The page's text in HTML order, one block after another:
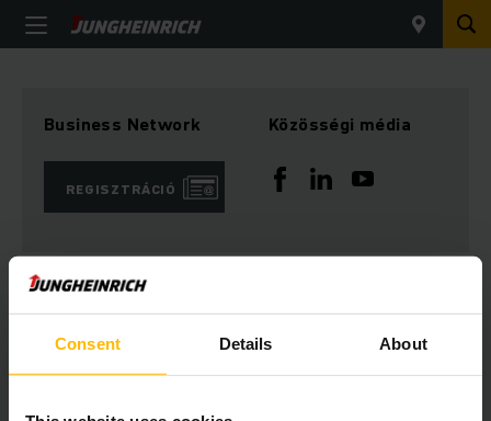
Consent Details About
Business Network
REGISZTRÁCIÓ
Közösségi média
Kérdése van?
VEGYE FEL VELÜNK A KAPCSOLATOT